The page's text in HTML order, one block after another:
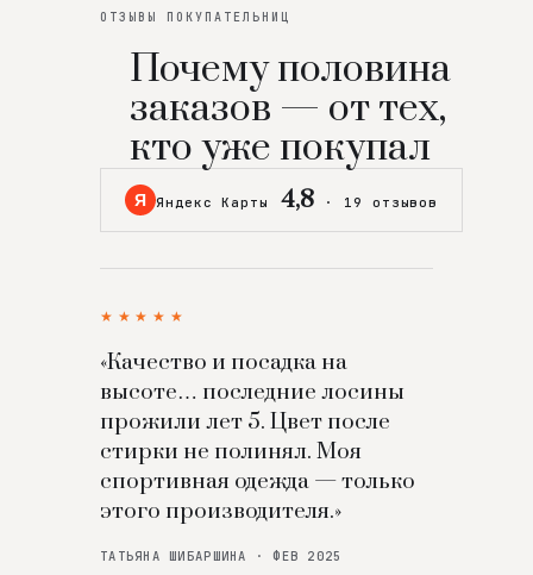
ОТЗЫВЫ ПОКУПАТЕЛЬНИЦ
Почему половина
заказов — от тех,
кто уже покупал
Я Яндекс Карты 4,8 · 19 отзывов
★★★★★
«Качество и посадка на
высоте… последние лосины
прожили лет 5. Цвет после
стирки не полинял. Моя
спортивная одежда — только
этого производителя.»
ТАТЬЯНА ШИБАРШИНА · ФЕВ 2025